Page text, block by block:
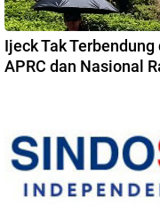
Ijeck Tak
APRC dan Nasional